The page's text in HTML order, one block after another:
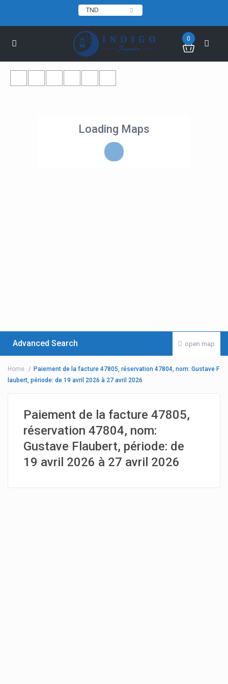
TND
0
Loading Maps
open map
Advanced Search
Home
Paiement de la facture 47805, réservation 47804, nom: Gustave F
laubert, période: de 19 avril 2026 à 27 avril 2026
Paiement de la facture 47805,
réservation 47804, nom:
Gustave Flaubert, période: de
19 avril 2026 à 27 avril 2026